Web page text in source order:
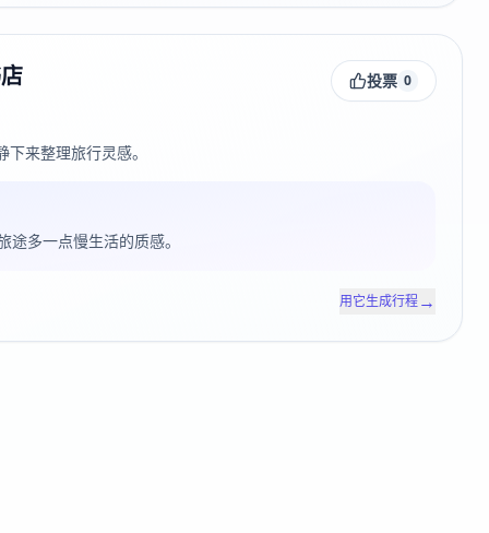
投票 0
来整理旅行灵感。
多一点慢生活的质感。
用它生成行程→